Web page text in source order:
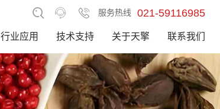
服务热线 021-59116985
行业应用 技术支持 关于天擎 联系我们